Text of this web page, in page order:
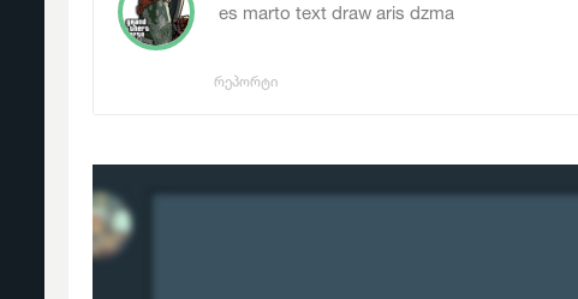
es marto text draw aris dzma
რეპორტი